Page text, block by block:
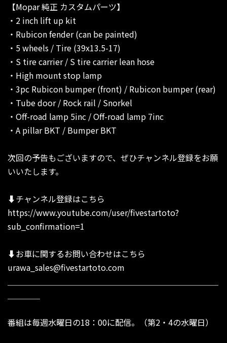
【Mopar 純正 カスタムパーツ】
・2 inch lift up kit
・Rubicon fender (can be painted)
・5 wheels / Tire (39x13.5-17)
・S tire carrier / S tire carrier lean hose
・High mount stop lamp
・3pc Rubicon bumper (front) / Rubicon bumper (rear)
・Tube door / Rock rail / Snorkel
・Off-road lamp 5inc / Off-road lamp 7inc
・A pillar BKT / Bumper BKT
次回の予告もございますので、ぜひチャンネル登録をお願
いいたします。
⬇︎チャンネル登録はこちら
https://www.youtube.com/user/fivestartoto?
sub_confirmation=1
⬇︎お車に関するお問い合わせはこちら
urawa_sales@fivestartoto.com
番組は毎週水曜日の18：00に配信。（第2・4の水曜日）